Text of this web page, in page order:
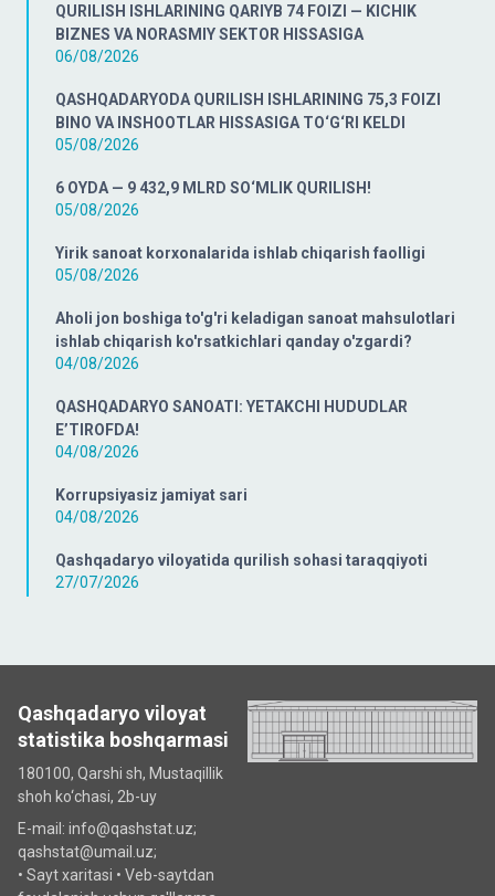
QURILISH ISHLARINING QARIYB 74 FOIZI — KICHIK
BIZNES VA NORASMIY SEKTOR HISSASIGA
06/08/2026
QASHQADARYODA QURILISH ISHLARINING 75,3 FOIZI
BINO VA INSHOOTLAR HISSASIGA TO‘G‘RI KELDI
05/08/2026
6 OYDA — 9 432,9 MLRD SO‘MLIK QURILISH!
05/08/2026
Yirik sanoat korxonalarida ishlab chiqarish faolligi
05/08/2026
Aholi jon boshiga to'g'ri keladigan sanoat mahsulotlari
ishlab chiqarish ko'rsatkichlari qanday o'zgardi?
04/08/2026
QASHQADARYO SANOATI: YETAKCHI HUDUDLAR
E’TIROFDA!
04/08/2026
Korrupsiyasiz jamiyat sari
04/08/2026
Qashqadaryo viloyatida qurilish sohasi taraqqiyoti
27/07/2026
Qashqadaryo viloyat
statistika boshqarmasi
180100, Qarshi sh, Mustаqillik
shoh ko‘chаsi, 2b-uy
E-mail: info@qashstat.uz;
qashstat@umail.uz;
• Sayt xaritasi • Veb-saytdan